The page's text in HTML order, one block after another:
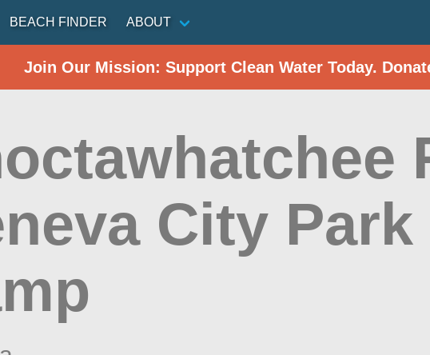
BEACH FINDER ABOUT
Join Our Mission: Support Clean Water Today.
City